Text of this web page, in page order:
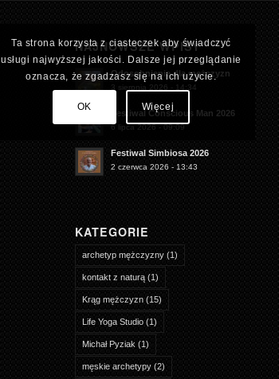
NAJNOWSZE WPISY
Odosobnienie dla mężczyzn
3 sierpnia 2026 - 14:34
Festiwal Conscious Man 2026
6 lipca 2026 - 09:09
Festiwal Simbiosa 2026
2 czerwca 2026 - 13:43
KATEGORIE
archetyp mężczyzny (1)
kontakt z naturą (1)
Krąg mężczyzn (15)
Life Yoga Studio (1)
Michał Pyziak (1)
męskie archetypy (2)
Ta strona korzysta z ciasteczek aby świadczyć
usługi najwyższej jakości. Dalsze jej przeglądanie
oznacza, że zgadzasz się na ich użycie.
OK Więcej